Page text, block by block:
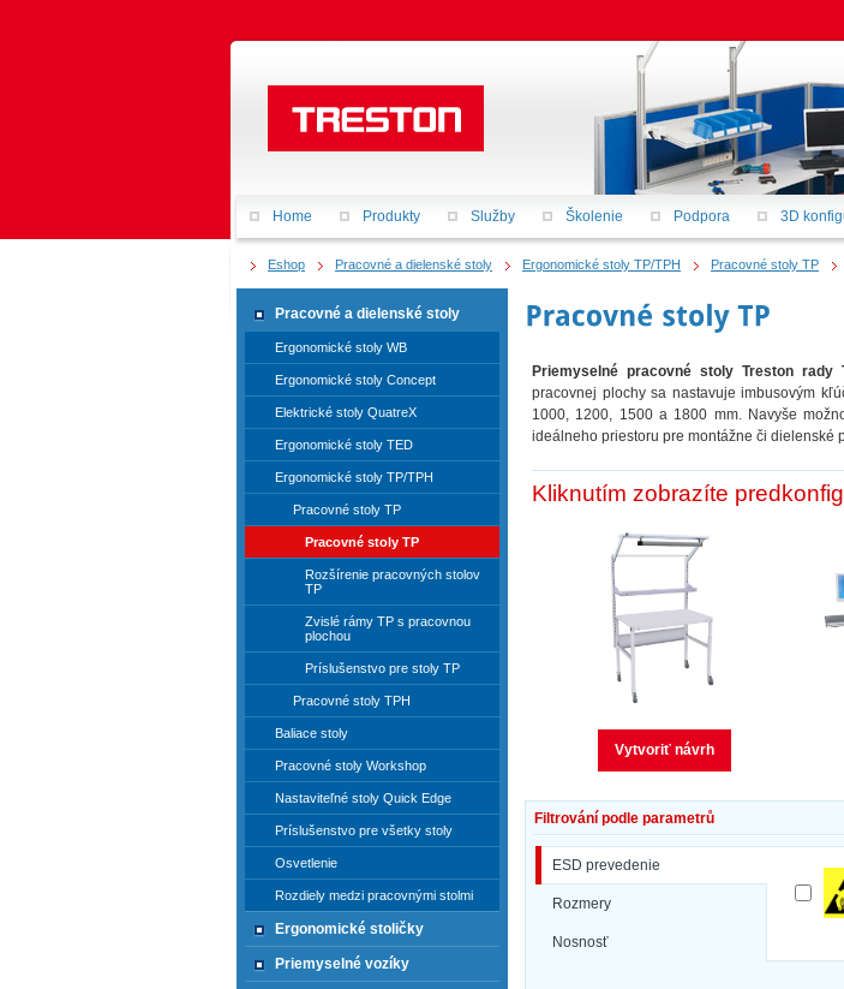
Eshop Pracovné a dielenské stoly Ergonomické stoly TP/TPH Pracovné stoly TP
Priemyselné pracovné stoly Treston rady
pracovnej plochy sa nastavuje imbusovým
1000, 1200, 1500 a 1800 mm. Navyše
ideálneho priestoru pre montážne či dielenské
Kliknutím zobrazíte
Vytvoriť návrh
Filtrování podle parametrů
ESD prevedenie
Rozmery
Nosnosť
Pracovné a dielenské stoly
Ergonomické stoly WB
Ergonomické stoly Concept
Elektrické stoly QuatreX
Ergonomické stoly TED
Ergonomické stoly TP/TPH
Pracovné stoly TP
Pracovné stoly TP
Rozšírenie pracovných stolov
TP
Zvislé rámy TP s pracovnou
plochou
Príslušenstvo pre stoly TP
Pracovné stoly TPH
Baliace stoly
Pracovné stoly Workshop
Nastaviteľné stoly Quick Edge
Príslušenstvo pre všetky stoly
Osvetlenie
Rozdiely medzi pracovnými stolmi
Ergonomické stoličky
Priemyselné vozíky
Home Produkty Služby Školenie Podpora 3D